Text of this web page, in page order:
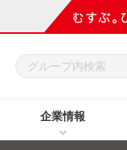
企業情報